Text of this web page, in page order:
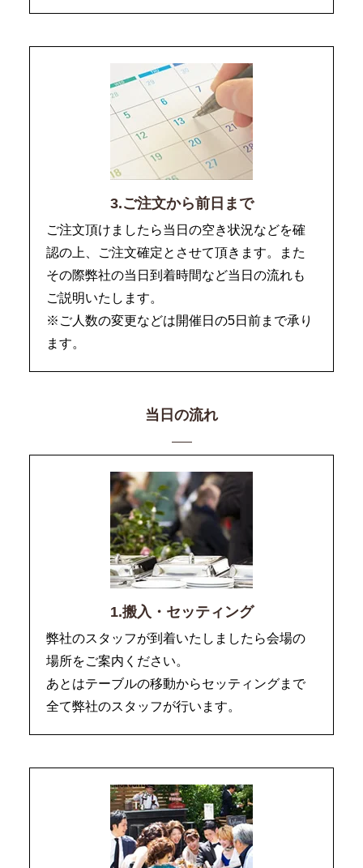
3.ご注文から前日まで
ご注文頂けましたら当日の空き状況などを確
認の上、ご注文確定とさせて頂きます。また
その際弊社の当日到着時間など当日の流れも
ご説明いたします。
※ご人数の変更などは開催日の5日前まで承り
ます。
当日の流れ
1.搬入・セッティング
弊社のスタッフが到着いたしましたら会場の
場所をご案内ください。
あとはテーブルの移動からセッティングまで
全て弊社のスタッフが行います。